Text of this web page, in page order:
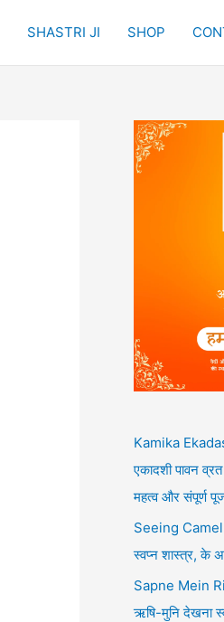
SHASTRI JI SHOP
Kamika
एकादशी पावन
महत्व और संपूर्ण
Seeing
स्वप्न शास्त्र,
Sapne Mein
ऋषि-मुनि देखना